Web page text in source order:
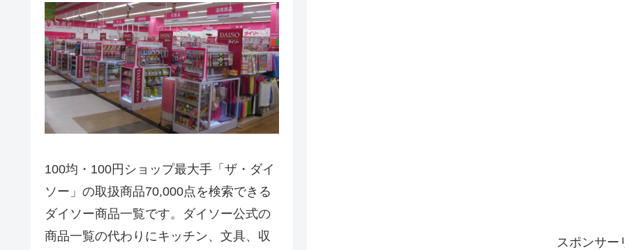
スポンサー
100均・100円ショップ最大手「ザ・ダイ
ソー」の取扱商品70,000点を検索できる
ダイソー商品一覧です。ダイソー公式の
商品一覧の代わりにキッチン、文具、収